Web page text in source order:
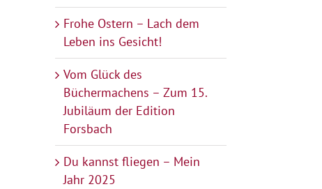
Frohe Ostern – Lach dem
Leben ins Gesicht!
Vom Glück des
Büchermachens – Zum 15.
Jubiläum der Edition
Forsbach
Du kannst fliegen – Mein
Jahr 2025